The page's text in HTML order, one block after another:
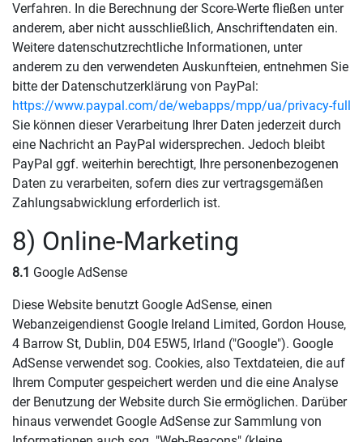
Verfahren. In die Berechnung der Score-Werte fließen unter
anderem, aber nicht ausschließlich, Anschriftendaten ein.
Weitere datenschutzrechtliche Informationen, unter
anderem zu den verwendeten Auskunfteien, entnehmen Sie
bitte der Datenschutzerklärung von PayPal:
https://www.paypal.com/de/webapps/mpp/ua/privacy-full
Sie können dieser Verarbeitung Ihrer Daten jederzeit durch
eine Nachricht an PayPal widersprechen. Jedoch bleibt
PayPal ggf. weiterhin berechtigt, Ihre personenbezogenen
Daten zu verarbeiten, sofern dies zur vertragsgemäßen
Zahlungsabwicklung erforderlich ist.
8) Online-Marketing
8.1 Google AdSense
Diese Website benutzt Google AdSense, einen
Webanzeigendienst Google Ireland Limited, Gordon House,
4 Barrow St, Dublin, D04 E5W5, Irland ("Google"). Google
AdSense verwendet sog. Cookies, also Textdateien, die auf
Ihrem Computer gespeichert werden und die eine Analyse
der Benutzung der Website durch Sie ermöglichen. Darüber
hinaus verwendet Google AdSense zur Sammlung von